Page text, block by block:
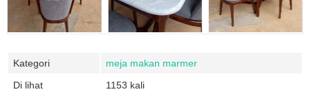
Kategori
meja makan marmer
Di lihat
1153 kali